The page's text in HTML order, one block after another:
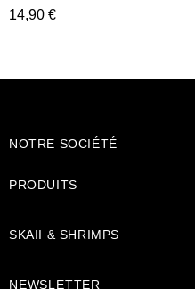
Prix
14,90 €
NOTRE SOCIÉTÉ
PRODUITS
SKAII & SHRIMPS
NEWSLETTER